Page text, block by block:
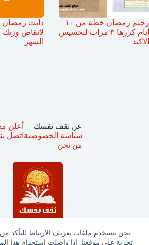
نحن نستخدم ملفات تعريف الارتباط للتأكد
تجربة على موقعنا. إذا واصلت استخدام هذا
رجيم رمضان خطة من ١٠
أيام كررها ٣ مرات لتخسيس
الاكيد
دايت
لانقاص وزنك
الشهر
عن ثقف نفسك
سياسة الخصوصية
من نحن
أعلن
اتصل